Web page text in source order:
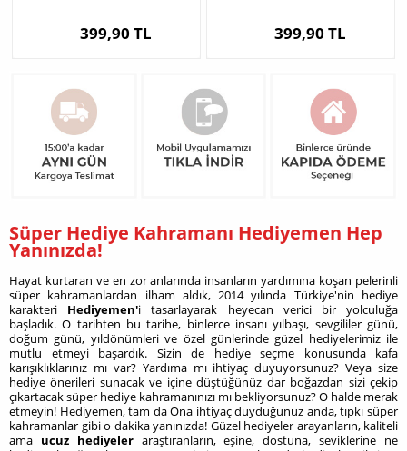
399,90 TL 399,90 TL
Süper Hediye Kahramanı Hediyemen Hep
Yanınızda!
Hayat kurtaran ve en zor anlarında insanların yardımına koşan pelerinli
süper kahramanlardan ilham aldık, 2014 yılında Türkiye'nin hediye
karakteri Hediyemen'i tasarlayarak
heyecan verici bir yolculuğa
başladık. O tarihten bu tarihe, binlerce insanı yılbaşı, sevgililer günü,
doğum günü, yıldönümleri ve özel günlerinde güzel hediyelerimiz ile
mutlu etmeyi başardık. Sizin de hediye seçme konusunda kafa
karışıklıklarınız mı var? Yardıma mı ihtiyaç duyuyorsunuz? Veya size
hediye önerileri sunacak ve içine düştüğünüz dar boğazdan sizi çekip
çıkartacak süper hediye kahramanınızı mı bekliyorsunuz? O halde merak
etmeyin! Hediyemen, tam da Ona ihtiyaç duyduğunuz anda, tıpkı süper
kahramanlar gibi o dakika yanınızda! Güzel hediyeler arayanların, kaliteli
ama ucuz hediyeleraraştıranların, eşine, dostuna, seviklerine ne